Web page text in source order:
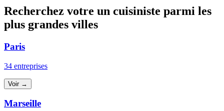
Recherchez votre un cuisiniste parmi les
plus grandes villes
Paris
34 entreprises
Voir →
Marseille